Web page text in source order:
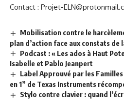
Contact : Projet-
Mobilisation contre le
plan d’action face aux constats de
Podcast : « Les ados à Haut
Isabelle et Pablo Jeanpert
Label Approuvé par les
en 1” de Texas Instruments
Stylo contre clavier : quand